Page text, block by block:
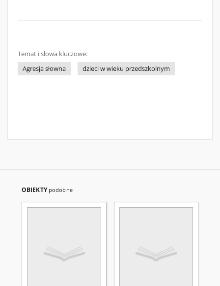
Temat i słowa kluczowe:
Agresja słowna
dzieci w wieku przedszkolnym
OBIEKTY podobne